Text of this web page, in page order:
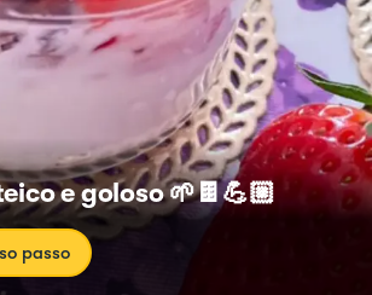
e goloso 🌱🍫💪🏼
passo